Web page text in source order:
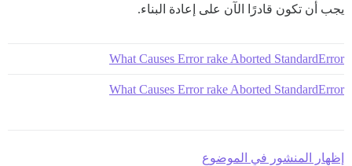
يجب أن تكون قادرًا الآن على إعادة البناء.
What Causes Error rake Aborted StandardError
What Causes Error rake Aborted StandardError
إظهار المنشور في الموضوع